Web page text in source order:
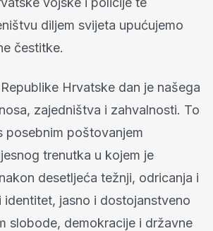
diljem svijeta upućujemo
čestitke.
Hrvatske dan je našega
zajedništva i zahvalnosti. To
posebnim poštovanjem
trenutka u kojem je
desetljeća težnji, odricanja i
identitet, jasno i dostojanstveno
slobode, demokracije i državne